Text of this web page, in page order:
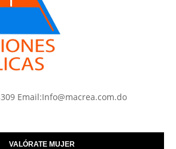
Email:Info@macrea.com.do
VALÓRATE MUJER